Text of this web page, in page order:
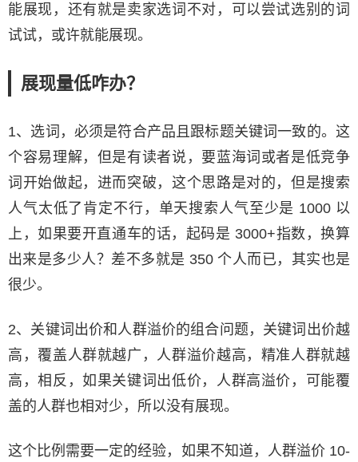
能展现，还有就是卖家选词不对，可以尝试选别的词
试试，或许就能展现。
展现量低咋办？
1、选词，必须是符合产品且跟标题关键词一致的。这
个容易理解，但是有读者说，要蓝海词或者是低竞争
词开始做起，进而突破，这个思路是对的，但是搜索
人气太低了肯定不行，单天搜索人气至少是 1000 以
上，如果要开直通车的话，起码是 3000+指数，换算
出来是多少人？差不多就是 350 个人而已，其实也是
很少。
2、关键词出价和人群溢价的组合问题，关键词出价越
高，覆盖人群就越广，人群溢价越高，精准人群就越
高，相反，如果关键词出低价，人群高溢价，可能覆
盖的人群也相对少，所以没有展现。
这个比例需要一定的经验，如果不知道，人群溢价 10-